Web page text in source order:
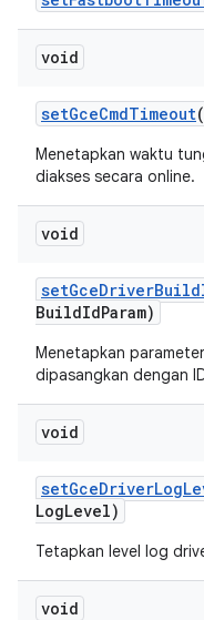
void
setGceCmdTimeout
Menetapkan waktu
diakses secara online.
void
setGceDriverBuild
BuildIdParam)
Menetapkan
dipasangkan dengan
void
setGceDriverLog
LogLevel)
Tetapkan level log
void